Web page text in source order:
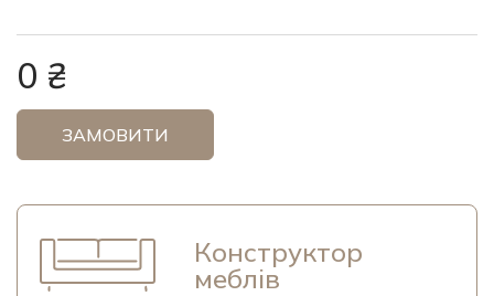
0 ₴
ЗАМОВИТИ
Конструктор
меблів